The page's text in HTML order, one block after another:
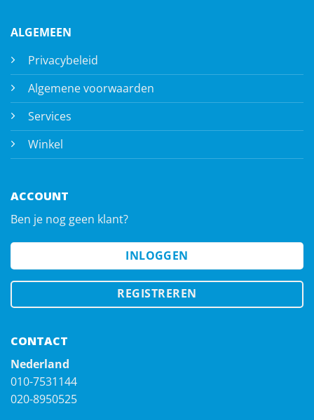
ALGEMEEN
Privacybeleid
Algemene voorwaarden
Services
Winkel
ACCOUNT
Ben je nog geen klant?
INLOGGEN
REGISTREREN
CONTACT
Nederland
010-7531144
020-8950525